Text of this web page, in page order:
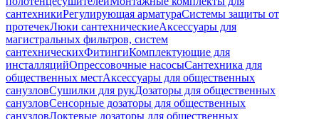
сантехникиРегулирующая арматураСистемы защиты от
протечекЛюки сантехническиеАксессуары для
магистральных фильтров, систем
сантехническихФитингиКомплектующие для
инсталляцийОпрессовочные насосыСантехника для
общественных местАксессуары для общественных
санузловСушилки для рукДозаторы для общественных
санузловСенсорные дозаторы для общественных
санузловЛоктевые дозаторы для общественных